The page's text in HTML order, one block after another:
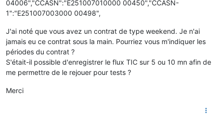
04006","CCASN":"E251007010000 00450","CCASN-
1":"E251007003000 00498",
J'ai noté que vous avez un contrat de type weekend. Je n'ai
jamais eu ce contrat sous la main. Pourriez vous m'indiquer les
périodes du contrat ?
S'était-il possible d'enregistrer le flux TIC sur 5 ou 10 mn afin de
me permettre de le rejouer pour tests ?
Merci